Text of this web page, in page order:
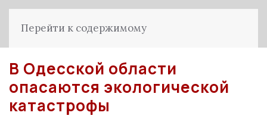
Перейти к содержимому
В Одесской области
опасаются экологической
катастрофы